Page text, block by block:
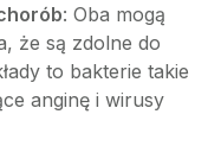
: Oba mogą
że są zdolne do
to bakterie takie
anginę i wirusy